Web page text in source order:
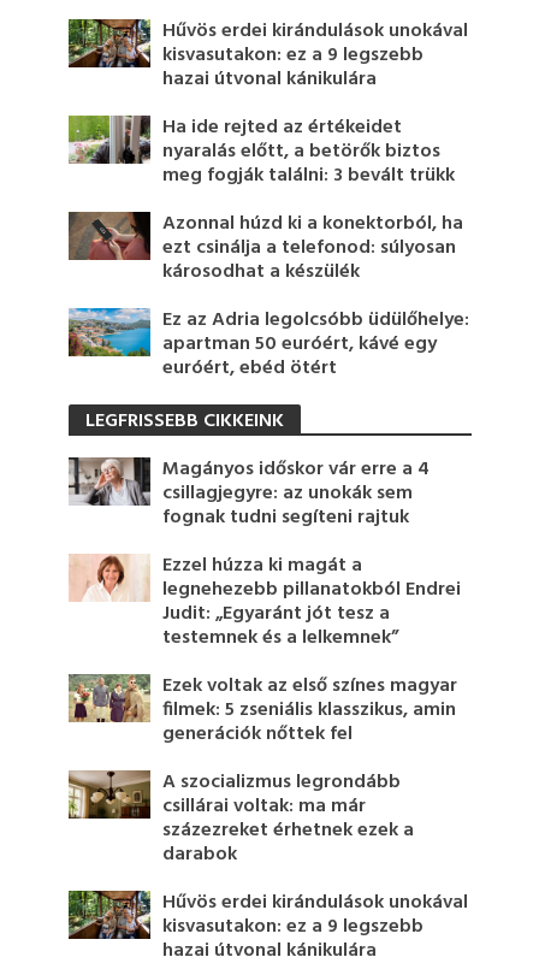
Hűvös erdei kirándulások unokával
kisvasutakon: ez a 9 legszebb
hazai útvonal kánikulára
Ha ide rejted az értékeidet
nyaralás előtt, a betörők biztos
meg fogják találni: 3 bevált trükk
Azonnal húzd ki a konektorból, ha
ezt csinálja a telefonod: súlyosan
károsodhat a készülék
Ez az Adria legolcsóbb üdülőhelye:
apartman 50 euróért, kávé egy
euróért, ebéd ötért
LEGFRISSEBB CIKKEINK
Magányos időskor vár erre a 4
csillagjegyre: az unokák sem
fognak tudni segíteni rajtuk
Ezzel húzza ki magát a
legnehezebb pillanatokból Endrei
Judit: „Egyaránt jót tesz a
testemnek és a lelkemnek”
Ezek voltak az első színes magyar
filmek: 5 zseniális klasszikus, amin
generációk nőttek fel
A szocializmus legrondább
csillárai voltak: ma már
százezreket érhetnek ezek a
darabok
Hűvös erdei kirándulások unokával
kisvasutakon: ez a 9 legszebb
hazai útvonal kánikulára